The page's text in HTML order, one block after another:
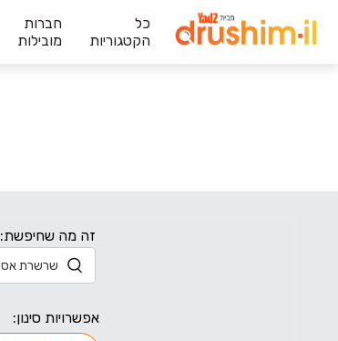
כל
הקטגוריות
חברות
מובילות
זה מה שחיפשת:
אפשרויות סינון: